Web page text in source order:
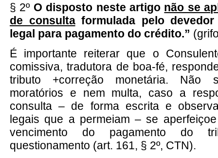
§ 2º O disposto neste artigo não se
de consultaformulada pelo
legal para pagamento do crédito.”
É importante reiterar que o
comissiva, tradutora de boa-fé,
tributo +correção monetária. Não
moratórios e nem multa, caso a
consulta – de forma escrita e
legais que a permeiam – se
vencimento do pagamento do
questionamento (art. 161, § 2º, CTN).